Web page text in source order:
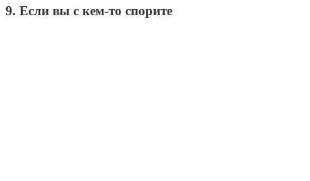
9. Если вы с кем-то спорите